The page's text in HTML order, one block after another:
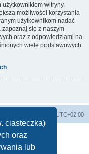
ciasteczka)
oraz
lub
witryny.
możliwości korzystania
użytkownikom nadać
się z naszym
oraz z odpowiedziami na
wiele podstawowych
UTC+02:00
© phpBB Limited
|Regulamin